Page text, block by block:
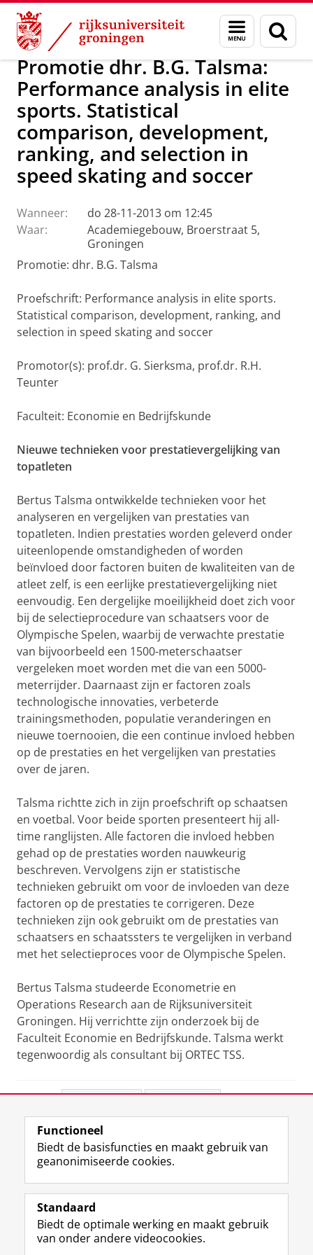
Skip
Content
Skip
Navigation
Menu
en
zoeken
Over ons Actueel Nieuws
Promotie dhr. B.G. Talsma:
Performance analysis in elite
sports. Statistical
comparison, development,
ranking, and selection in
speed skating and soccer
Wanneer:
do 28-11-2013 om 12:45
Waar:
Academiegebouw, Broerstraat 5,
Groningen
Promotie: dhr. B.G. Talsma
Proefschrift: Performance analysis in elite sports.
Statistical comparison, development, ranking, and
selection in speed skating and soccer
Promotor(s): prof.dr. G. Sierksma, prof.dr. R.H.
Teunter
Faculteit: Economie en Bedrijfskunde
Nieuwe technieken voor prestatievergelijking van
topatleten
Bertus Talsma ontwikkelde technieken voor het
analyseren en vergelijken van prestaties van
topatleten. Indien prestaties worden geleverd onder
uiteenlopende omstandigheden of worden
beïnvloed door factoren buiten de kwaliteiten van de
atleet zelf, is een eerlijke prestatievergelijking niet
eenvoudig. Een dergelijke moeilijkheid doet zich voor
bij de selectieprocedure van schaatsers voor de
Olympische Spelen, waarbij de verwachte prestatie
van bijvoorbeeld een 1500-meterschaatser
vergeleken moet worden met die van een 5000-
meterrijder. Daarnaast zijn er factoren zoals
technologische innovaties, verbeterde
trainingsmethoden, populatie veranderingen en
nieuwe toernooien, die een continue invloed hebben
op de prestaties en het vergelijken van prestaties
over de jaren.
Talsma richtte zich in zijn proefschrift op schaatsen
en voetbal. Voor beide sporten presenteert hij all-
time ranglijsten. Alle factoren die invloed hebben
gehad op de prestaties worden nauwkeurig
beschreven. Vervolgens zijn er statistische
technieken gebruikt om voor de invloeden van deze
factoren op de prestaties te corrigeren. Deze
technieken zijn ook gebruikt om de prestaties van
schaatsers en schaatssters te vergelijken in verband
met het selectieproces voor de Olympische Spelen.
Bertus Talsma studeerde Econometrie en
Operations Research aan de Rijksuniversiteit
Groningen. Hij verrichtte zijn onderzoek bij de
Faculteit Economie en Bedrijfskunde. Talsma werkt
tegenwoordig als consultant bij ORTEC TSS.
View this page in:English
Volg de RUG
F
a
e
b
L
i
k
e
R
S
-
f
I
n
t
Y
o
T
Studiekiezers
Functioneel
Biedt de basisfuncties en maakt gebruik van
geanonimiseerde cookies.
Standaard
Biedt de optimale werking en maakt gebruik
van onder andere videocookies.